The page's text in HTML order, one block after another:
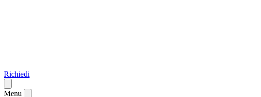
Richiedi
Menu